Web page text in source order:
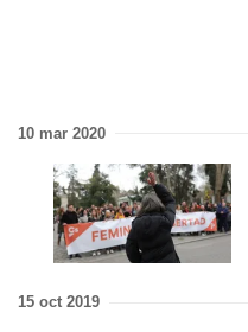
10 mar 2020
15 oct 2019